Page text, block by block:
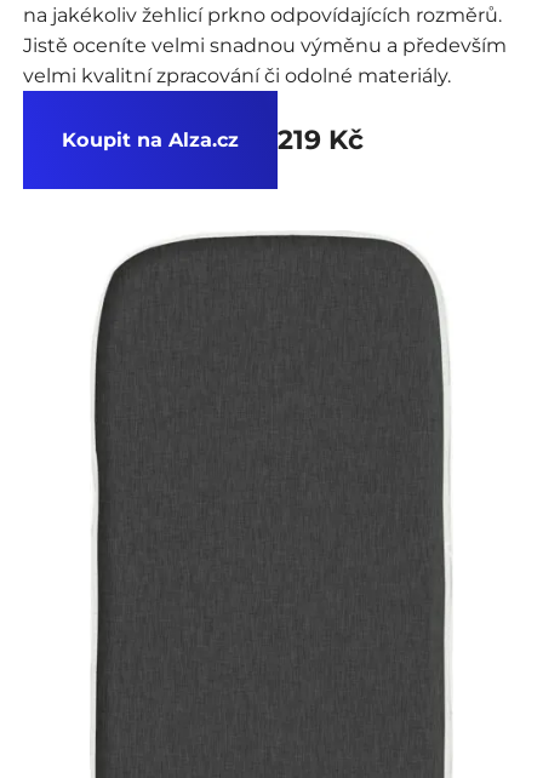
na jakékoliv žehlicí prkno odpovídajících rozměrů.
Jistě oceníte velmi snadnou výměnu a především
velmi kvalitní zpracování či odolné materiály.
Koupit na Alza.cz 219 Kč